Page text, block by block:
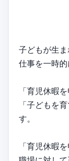
子どもが生
仕事を一時的
「育児休暇
「子どもを
す。
「育児休暇